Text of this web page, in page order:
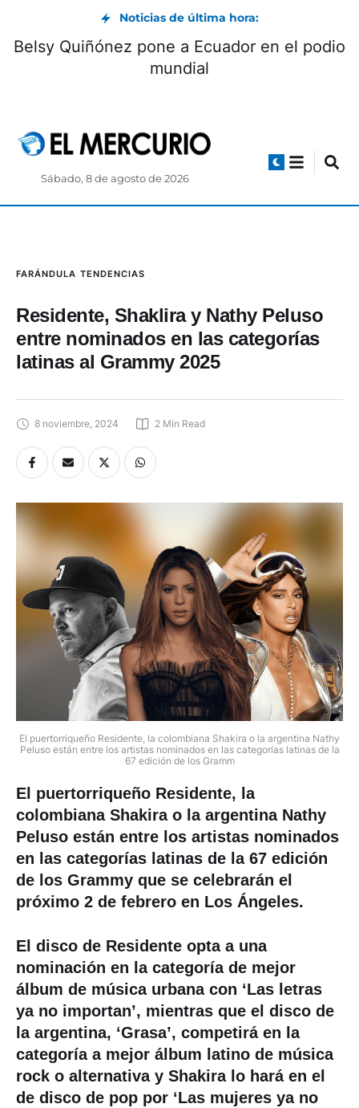
Noticias de última hora:
Belsy Quiñónez pone a Ecuador en el podio
mundial
Sábado, 8 de agosto de 2026
FARÁNDULA TENDENCIAS
Residente, Shaklira y Nathy Peluso
entre nominados en las categorías
latinas al Grammy 2025
8 noviembre, 2024 2 Min Read
El puertorriqueño Residente, la colombiana Shakira o la argentina Nathy
Peluso están entre los artistas nominados en las categorías latinas de la
67 edición de los Gramm
El puertorriqueño Residente, la
colombiana Shakira o la argentina Nathy
Peluso están entre los artistas nominados
en las categorías latinas de la 67 edición
de los Grammy que se celebrarán el
próximo 2 de febrero en Los Ángeles.
El disco de Residente opta a una
nominación en la categoría de mejor
álbum de música urbanacon ‘Las letras
ya no importan’, mientras que el disco de
la argentina, ‘Grasa’, competirá en la
categoría a mejor álbum latino de música
rock o alternativa y Shakiralo hará en el
de disco de pop por ‘Las mujeres ya no